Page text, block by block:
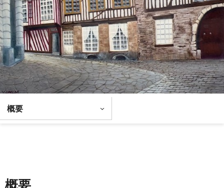
概要